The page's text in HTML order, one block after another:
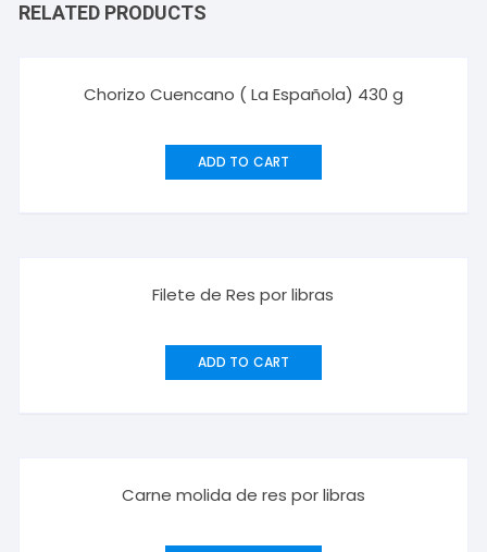
RELATED PRODUCTS
Chorizo Cuencano ( La Española) 430 g
ADD TO CART
Filete de Res por libras
ADD TO CART
Carne molida de res por libras